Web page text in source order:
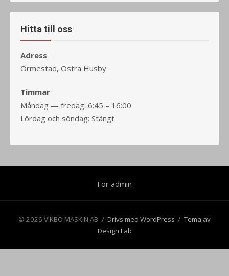
Hitta till oss
Adress
Ormestad, Östra Husby
Timmar
Måndag — fredag: 6:45 – 16:00
Lördag och söndag: Stängt
För admin
© 2026 VIKBO MASKIN AB / Drivs med WordPress / Tema av
Design Lab